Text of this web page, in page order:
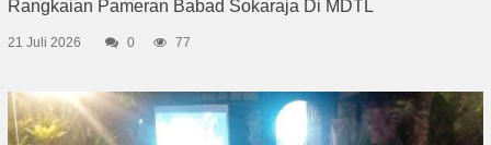
Rangkaian Pameran Babad Sokaraja Di MDTL
21 Juli 2026 0 77